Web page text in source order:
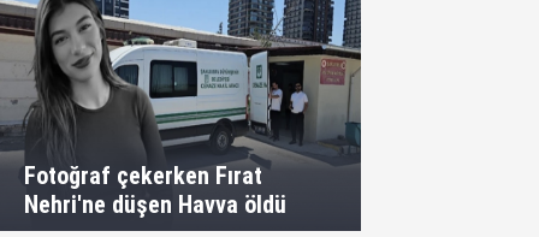
Fotoğraf çekerken Fırat
Nehri'ne düşen Havva öldü